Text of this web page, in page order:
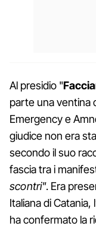
Al presidio "
parte una ventina
Emergency e
giudice non era
secondo il suo
fascia tra i
scontri". Era
Italiana di Catania,
ha confermato la